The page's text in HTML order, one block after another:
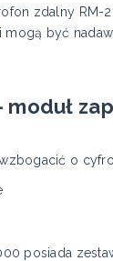
zdalny
być
moduł
o
posiada